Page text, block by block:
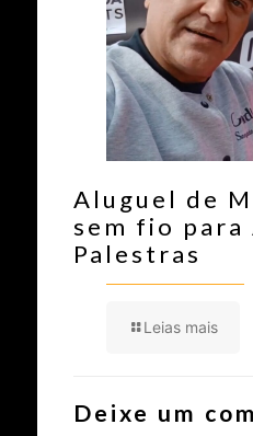
Aluguel de
sem fio para
Palestras
Leias mais
Deixe um